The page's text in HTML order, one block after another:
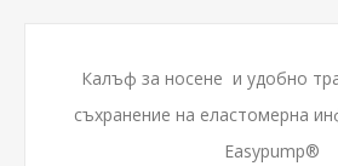
Калъф за носене и удобно
съхранение на еластомерна
Easypump®